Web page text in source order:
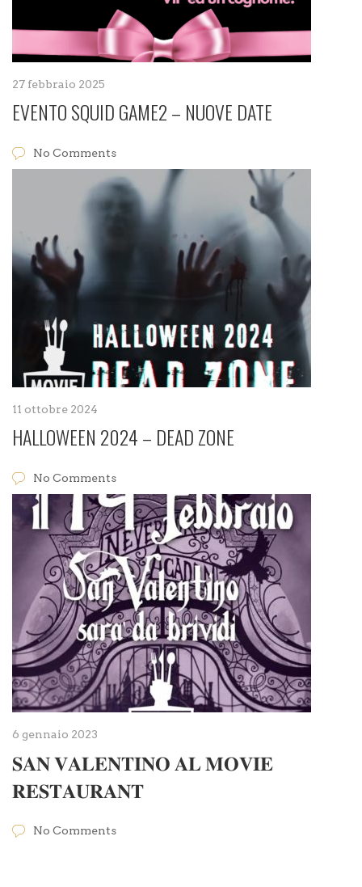
27 febbraio 2025
EVENTO SQUID GAME2 – NUOVE DATE
No Comments
11 ottobre 2024
HALLOWEEN 2024 – DEAD ZONE
No Comments
6 gennaio 2023
𝐒𝐀𝐍 𝐕𝐀𝐋𝐄𝐍𝐓𝐈𝐍𝐎 𝐀𝐋 𝐌𝐎𝐕𝐈𝐄
𝐑𝐄𝐒𝐓𝐀𝐔𝐑𝐀𝐍𝐓
No Comments